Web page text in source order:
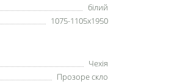
білий
1075-1105x1950
Чехія
Прозоре скло